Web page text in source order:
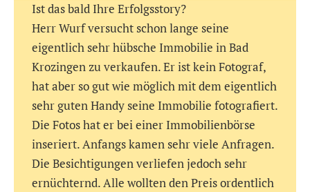
Ist das bald Ihre Erfolgsstory?
Herr Wurf versucht schon lange seine
eigentlich sehr hübsche Immobilie in Bad
Krozingen zu verkaufen. Er ist kein Fotograf,
hat aber so gut wie möglich mit dem eigentlich
sehr guten Handy seine Immobilie fotografiert.
Die Fotos hat er bei einer Immobilienbörse
inseriert. Anfangs kamen sehr viele Anfragen.
Die Besichtigungen verliefen jedoch sehr
ernüchternd. Alle wollten den Preis ordentlich